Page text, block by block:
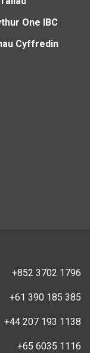
One IBC
Cyffredin
+852 3702 1796
+61 390 185 385
+44 207 193 1138
+65 6035 1116